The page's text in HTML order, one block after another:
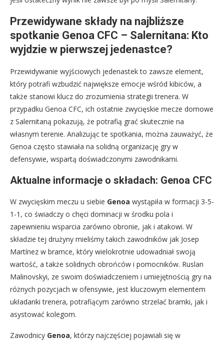
Przewidywane składy na najbliższe
spotkanie Genoa CFC – Salernitana: Kto
wyjdzie w pierwszej jedenastce?
Przewidywanie wyjściowych jedenastek to zawsze element,
który potrafi wzbudzić największe emocje wśród kibiców, a
także stanowi klucz do zrozumienia strategii trenera. W
przypadku Genoa CFC, ich ostatnie zwycięskie mecze domowe
z Salernitaną pokazują, że potrafią grać skutecznie na
własnym terenie. Analizując te spotkania, można zauważyć, że
Genoa często stawiała na solidną organizację gry w
defensywie, wspartą doświadczonymi zawodnikami.
Aktualne informacje o składach: Genoa CFC
W zwycięskim meczu u siebie Genoa wystąpiła w formacji 3-5-
1-1, co świadczy o chęci dominacji w środku pola i
zapewnieniu wsparcia zarówno obronie, jak i atakowi. W
składzie tej drużyny mieliśmy takich zawodników jak Josep
Martínez w bramce, który wielokrotnie udowadniał swoją
wartość, a także solidnych obrońców i pomocników. Ruslan
Malinovskyi, ze swoim doświadczeniem i umiejętnością gry na
różnych pozycjach w ofensywie, jest kluczowym elementem
układanki trenera, potrafiącym zarówno strzelać bramki, jak i
asystować kolegom.
Zawodnicy Genoa, którzy najczęściej pojawiali się w